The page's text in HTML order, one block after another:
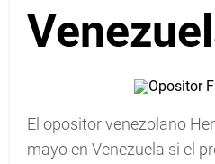
El opositor venezolano
mayo en Venezuela si el